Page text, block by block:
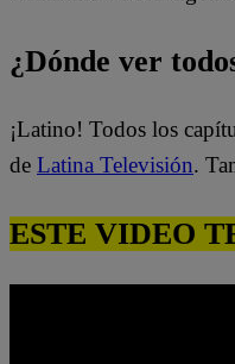
¿Dónde ver
¡Latino! Todos los
de Latina Televisión.
ESTE VIDEO